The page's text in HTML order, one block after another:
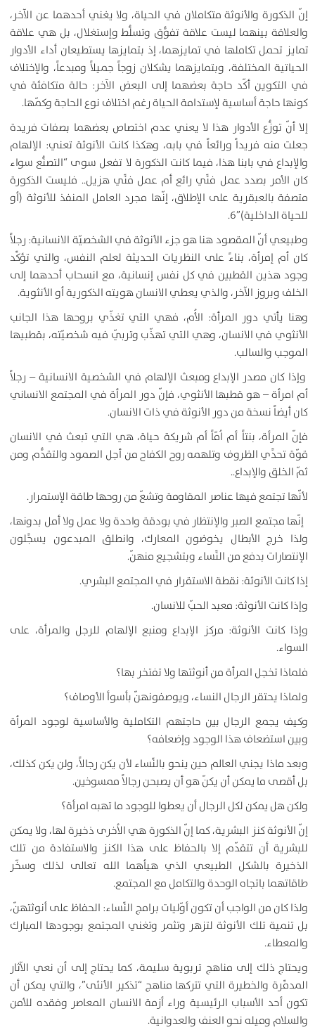
إنّ الذكورة والأنوثة متكاملان في الحياة، ولا يغني أحدهما عن الآخر،
والعلاقة بينهما ليست علاقة تفوُّق وتسلُّط وإستغلال، بل هي علاقة
تمايز تحمل تكاملها في تمايزهما، إذ بتمايزها يستطيعان أداء الأدوار
الحياتية المختلفة، وبتمايزهما يشكلان زوجاً جميلاً ومبدعاً، والإختلاف
في التكوين أكّد حاجة بعضهما إلى البعض الآخر: حالة متكافئة في
كونها حاجة أساسية لإستدامة الحياة رغم اختلاف نوع الحاجة وكمّها.
إلا أنّ توزُّع الأدوار هذا لا يعني عدم اختصاص بعضهما بصفات فريدة
جعلت منه فريداً ورائعاً في بابه، وهكذا كانت الأنوثة تعني: الإلهام
والإبداع في بابنا هذا، فيما كانت الذكورة لا تفعل سوى “التصنُّع سواء
كان الأمر بصدد عمل فنِّي رائع أم عمل فنِّي هزيل.. فليست الذكورة
متصفة بالعبقرية على الإطلاق، إنّها مجرد العامل المنفذ للأنوثة (أو
للحياة الداخلية)”6.
وطبيعي أنّ المقصود هنا هو جزء الأنوثة في الشخصيّة الانسانية: رجلاً
كان أم إمرأة، بناءً على النظريات الحديثة لعلم النفس، والتي تؤكِّد
وجود هذين القطبين في كل نفس إنسانية، مع انسحاب أحدهما إلى
الخلف وبروز الآخر، والذي يعطي الانسان هويته الذكورية أو الأنثوية.
وهنا يأتي دور المرأة: الأُم، فهي التي تغذّي بروحها هذا الجانب
الأنثوي في الانسان، وهي التي تهذّب وتربّي فيه شخصيّته، بقطبيها
الموجب والسالب.
وإذا كان مصدر الإبداع ومبعث الإلهام في الشخصية الانسانية – رجلاً
أم امرأة – هو قطبها الأنثوي، فإنّ دور المرأة في المجتمع الانساني
كان أيضاً نسخة من دور الأنوثة في ذات الانسان.
فإنّ المرأة، بنتاً أم اُمّاً أم شريكة حياة، هي التي تبعث في الانسان
قوّة تحدِّي الظروف وتلهمه روح الكفاح من أجل الصمود والتقدُّم ومن
ثمّ الخلق والإبداع..
لأنّها تجتمع فيها عناصر المقاومة وتشعّ من روحها طاقة الإستمرار.
إنّها مجتمع الصبر والإنتظار في بودقة واحدة ولا عمل ولا أمل بدونها،
ولذا خرج الأبطال يخوضون المعارك، وانطلق المبدعون يسجِّلون
الإنتصارات بدفع من النِّساء وبتشجيع منهنّ.
إذا كانت الأنوثة: نقطة الاستقرار في المجتمع البشري.
وإذا كانت الأنوثة: معبد الحبّ للانسان.
وإذا كانت الأنوثة: مركز الإبداع ومنبع الإلهام للرجل والمرأة، على
السواء.
فلماذا تخجل المرأة من أنوثتها ولا تفتخر بها؟
ولماذا يحتقر الرجال النساء، ويوصفونهنّ بأسوأ الأوصاف؟
وكيف يجمع الرجال بين حاجتهم التكاملية والأساسية لوجود المرأة
وبين استضعاف هذا الوجود وإضعافه؟
وبعد ماذا يجني العالم حين ينحو بالنِّساء لأن يكن رجالاً، ولن يكن كذلك،
بل أقصى ما يمكن أن يكنّ هو أن يصبحن رجالاً ممسوخين.
ولكن هل يمكن لكل الرجال أن يعطوا للوجود ما تهبه امرأة؟
إنّ الأنوثة كنز البشرية، كما إنّ الذكورة هي الاُخرى ذخيرة لها، ولا يمكن
للبشرية أن تتقدّم إلا بالحفاظ على هذا الكنز والاستفادة من تلك
الذخيرة بالشكل الطبيعي الذي هيأهما الله تعالى لذلك وسخّر
طاقاتهما باتجاه الوحدة والتكامل مع المجتمع.
ولذا كان من الواجب أن تكون أوّليات برامج النِّساء: الحفاظ على أنوثتهنّ،
بل تنمية تلك الأنوثة لتزهر وتثمر وتغني المجتمع بوجودها المبارك
والمعطاء.
ويحتاج ذلك إلى مناهج تربوية سليمة، كما يحتاج إلى أن نعي الآثار
المدمِّرة والخطيرة التي تتركها مناهج “تذكير الأنثى”، والتي يمكن أن
تكون أحد الأسباب الرئيسية وراء أزمة الانسان المعاصر وفقده للأمن
والسلام وميله نحو العنف والعدوانية.